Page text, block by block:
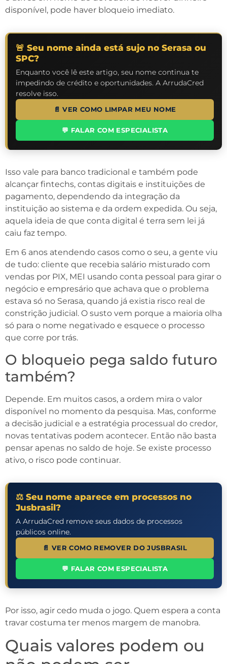
disponível, pode haver bloqueio imediato.
🚨 Seu nome ainda está sujo no Serasa ou
SPC?
Enquanto você lê este artigo, seu nome continua te
impedindo de crédito e oportunidades. A ArrudaCred
resolve isso.
📄 VER COMO LIMPAR MEU NOME
💬 FALAR COM ESPECIALISTA
Isso vale para banco tradicional e também pode
alcançar fintechs, contas digitais e instituições de
pagamento, dependendo da integração da
instituição ao sistema e da ordem expedida. Ou seja,
aquela ideia de que conta digital é terra sem lei já
caiu faz tempo.
Em 6 anos atendendo casos como o seu, a gente viu
de tudo: cliente que recebia salário misturado com
vendas por PIX, MEI usando conta pessoal para girar o
negócio e empresário que achava que o problema
estava só no Serasa, quando já existia risco real de
constrição judicial. O susto vem porque a maioria olha
só para o nome negativado e esquece o processo
que corre por trás.
O bloqueio pega saldo futuro
também?
Depende. Em muitos casos, a ordem mira o valor
disponível no momento da pesquisa. Mas, conforme
a decisão judicial e a estratégia processual do credor,
novas tentativas podem acontecer. Então não basta
pensar apenas no saldo de hoje. Se existe processo
ativo, o risco pode continuar.
⚖️ Seu nome aparece em processos no
Jusbrasil?
A ArrudaCred remove seus dados de processos
públicos online.
📄 VER COMO REMOVER DO JUSBRASIL
💬 FALAR COM ESPECIALISTA
Por isso, agir cedo muda o jogo. Quem espera a conta
travar costuma ter menos margem de manobra.
Quais valores podem ou